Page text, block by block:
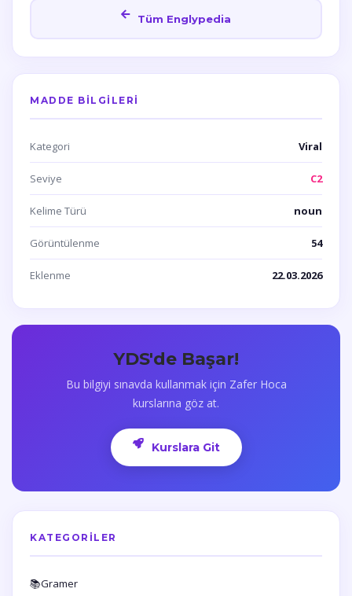
Tüm Englypedia
MADDE BILGILERI
Kategori Viral
Seviye C2
Kelime Türü noun
Görüntülenme 54
Eklenme 22.03.2026
YDS'de Başar!
Bu bilgiyi sınavda kullanmak için Zafer Hoca
kurslarına göz at.
Kurslara Git
KATEGORILER
📚Gramer